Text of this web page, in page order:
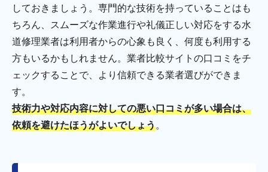
しておきましょう。専門的な技術を持っていることはも
ちろん、スムーズな作業進行や礼儀正しい対応をする水
道修理業者は利用者からの心象も良く、何度も利用する
方もいるかもしれません。業者比較サイトの口コミをチ
ェックすることで、より信頼できる業者選びができま
す。
技術力や対応内容に対しての悪い口コミが多い場合は、
依頼を避けたほうがよいでしょう。